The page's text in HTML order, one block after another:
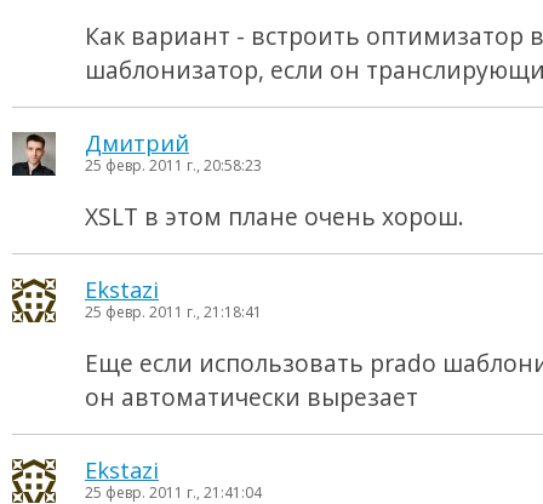
Как вариант - встроить оптимизатор
шаблонизатор, если он
Дмитрий
25 февр. 2011 г., 20:58:23
XSLT в этом плане очень хорош.
Ekstazi
25 февр. 2011 г., 21:18:41
Еще если использовать prado
он автоматически вырезает
Ekstazi
25 февр. 2011 г., 21:41:04